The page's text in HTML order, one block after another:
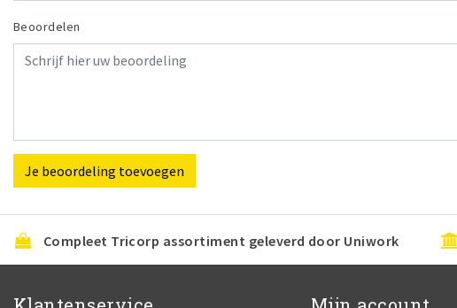
Beoordelen
Je beoordeling toevoegen
Compleet Tricorp assortiment geleverd door Uniwork